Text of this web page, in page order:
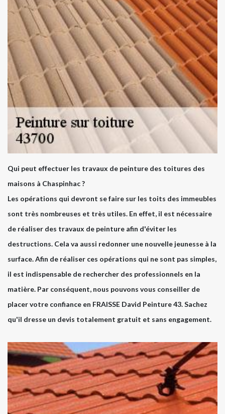
Qui peut effectuer les travaux de peinture des toitures des
maisons à Chaspinhac ?
Les opérations qui devront se faire sur les toits des immeubles
sont très nombreuses et très utiles. En effet, il est nécessaire
de réaliser des travaux de peinture afin d'éviter les
destructions. Cela va aussi redonner une nouvelle jeunesse à la
surface. Afin de réaliser ces opérations qui ne sont pas simples,
il est indispensable de rechercher des professionnels en la
matière. Par conséquent, nous pouvons vous conseiller de
placer votre confiance en FRAISSE David Peinture 43. Sachez
qu'il dresse un devis totalement gratuit et sans engagement.